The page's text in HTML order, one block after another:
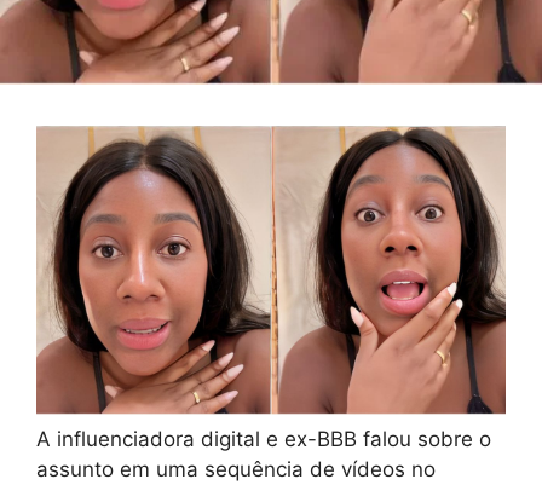
A influenciadora digital e ex-BBB falou sobre o
assunto em uma sequência de vídeos no